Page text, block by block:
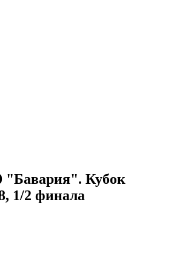
"Бавария". Кубок
1/2 финала